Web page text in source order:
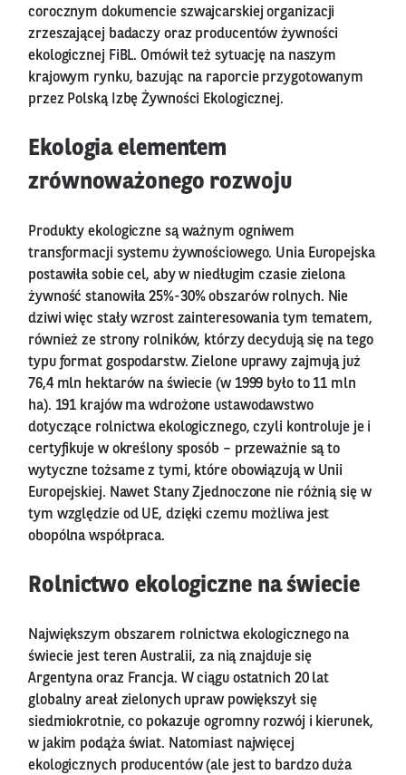
corocznym dokumencie szwajcarskiej organizacji
zrzeszającej badaczy oraz producentów żywności
ekologicznej FiBL. Omówił też sytuację na naszym
krajowym rynku, bazując na raporcie przygotowanym
przez Polską Izbę Żywności Ekologicznej.
Ekologia elementem
zrównoważonego rozwoju
Produkty ekologiczne są ważnym ogniwem
transformacji systemu żywnościowego. Unia Europejska
postawiła sobie cel, aby w niedługim czasie zielona
żywność stanowiła 25%-30% obszarów rolnych. Nie
dziwi więc stały wzrost zainteresowania tym tematem,
również ze strony rolników, którzy decydują się na tego
typu format gospodarstw. Zielone uprawy zajmują już
76,4 mln hektarów na świecie (w 1999 było to 11 mln
ha). 191 krajów ma wdrożone ustawodawstwo
dotyczące rolnictwa ekologicznego, czyli kontroluje je i
certyfikuje w określony sposób – przeważnie są to
wytyczne tożsame z tymi, które obowiązują w Unii
Europejskiej. Nawet Stany Zjednoczone nie różnią się w
tym względzie od UE, dzięki czemu możliwa jest
obopólna współpraca.
Rolnictwo ekologiczne na świecie
Największym obszarem rolnictwa ekologicznego na
świecie jest teren Australii, za nią znajduje się
Argentyna oraz Francja. W ciągu ostatnich 20 lat
globalny areał zielonych upraw powiększył się
siedmiokrotnie, co pokazuje ogromny rozwój i kierunek,
w jakim podąża świat. Natomiast najwięcej
ekologicznych producentów (ale jest to bardzo duża